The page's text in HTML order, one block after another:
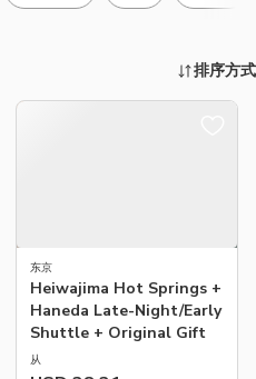
排序方式
东京
Heiwajima Hot Springs +
Haneda Late-Night/Early
Shuttle + Original Gift
从